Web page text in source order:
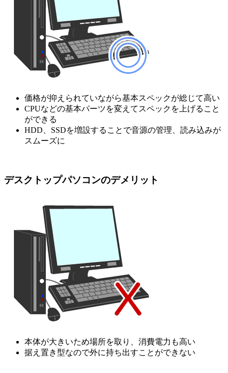
価格が抑えられていながら基本スペックが総じて高い
CPUなどの基本パーツを変えてスペックを上げること
ができる
HDD、SSDを増設することで音源の管理、読み込みが
スムーズに
デスクトップパソコンのデメリット
本体が大きいため場所を取り、消費電力も高い
据え置き型なので外に持ち出すことができない